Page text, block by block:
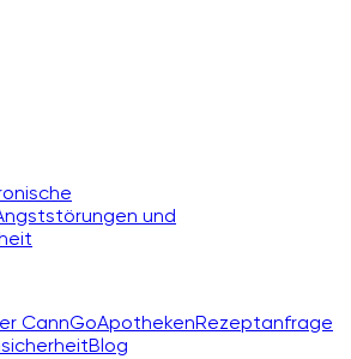
und
CannGoApothekenRezeptanfrage
Blog